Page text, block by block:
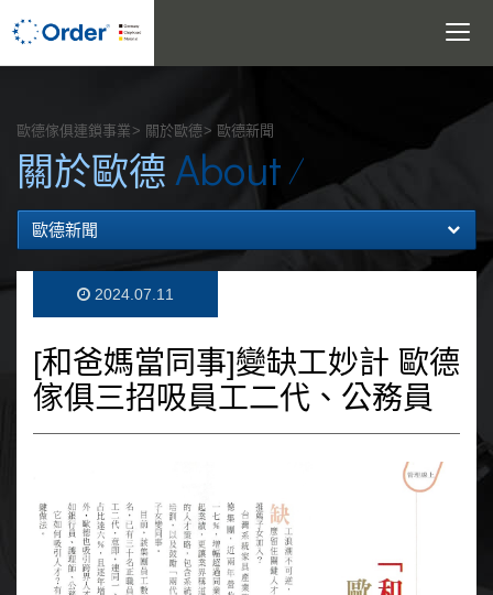
Toggle
歐德傢俱連鎖事業 關於歐德 歐德新聞
關於歐德 About
歐德新聞
2024.07.11
[和爸媽當同事]變缺工妙計 歐德
傢俱三招吸員工二代、公務員